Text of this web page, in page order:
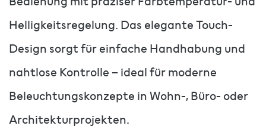
Helligkeitsregelung. Das elegante Touch-
Design sorgt für einfache Handhabung und
nahtlose Kontrolle – ideal für moderne
Beleuchtungskonzepte in Wohn-, Büro- oder
Architekturprojekten.